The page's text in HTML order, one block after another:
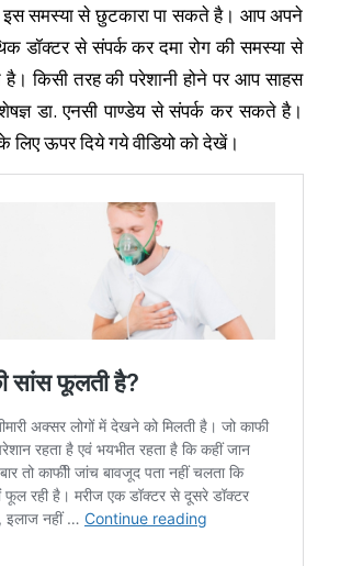
समस्या से छुटकारा पा सकते है। आप अपने
डॉक्टर से संपर्क कर दमा रोग की समस्या से
किसी तरह की परेशानी होने पर आप साहस
डा. एनसी पाण्डेय से संपर्क कर सकते है।
लिए ऊपर दिये गये वीडियो को देखें।